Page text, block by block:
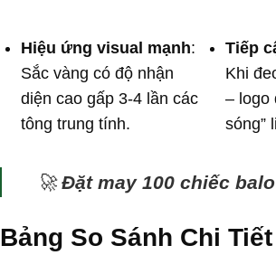
Hiệu ứng visual mạnh:
Sắc vàng có độ nhận
diện cao gấp 3-4 lần các
tông trung tính.
Tiếp
Khi
– logo
sóng”
🚀Đặt may 100 chiếc
Bảng So Sánh Chi